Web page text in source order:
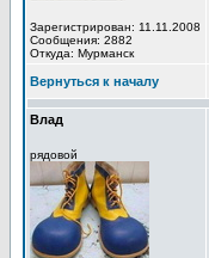
Зарегистрирован: 11.11.2008
Сообщения: 2882
Откуда: Мурманск
Вернуться к началу
Влад
рядовой